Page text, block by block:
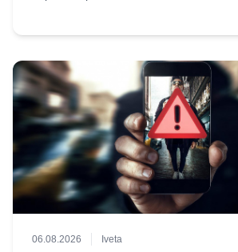
06.08.2026 Iveta